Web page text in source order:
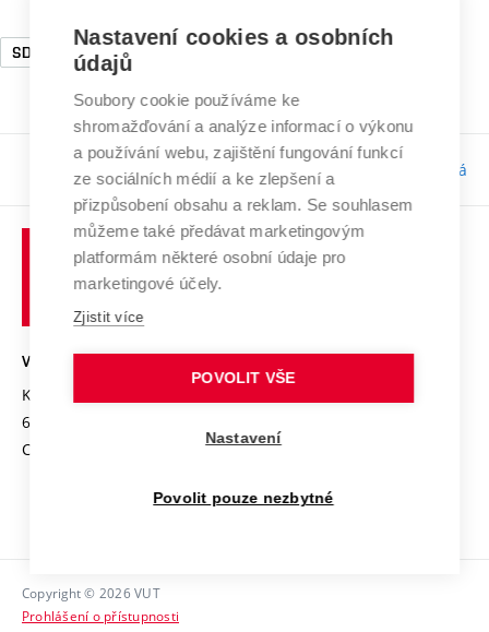
SDG6 SDG13
Odpovědnost:Bc. Tereza Kučerová
VYSOKÉ UČENÍ TECHNICKÉ V BRNĚ
Kolejní 2906/4
612 00 Brno
Czech Republic
Copyright © 2026 VUT
Prohlášení o přístupnosti
Nastavení cookies a osobních
údajů
Soubory cookie používáme ke
shromažďování a analýze informací o výkonu
a používání webu, zajištění fungování funkcí
ze sociálních médií a ke zlepšení a
přizpůsobení obsahu a reklam. Se souhlasem
můžeme také předávat marketingovým
platformám některé osobní údaje pro
marketingové účely.
Zjistit více
POVOLIT VŠE
Nastavení
Povolit pouze nezbytné